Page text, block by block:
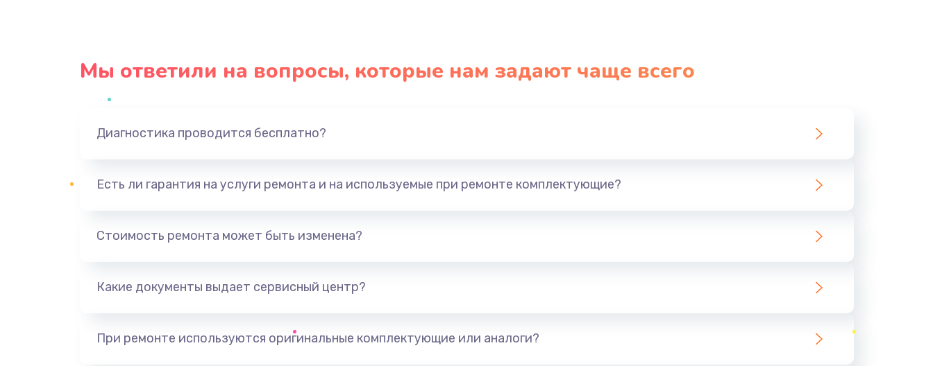
Мы ответили на вопросы, которые нам задают чаще всего
Диагностика проводится бесплатно?
Есть ли гарантия на услуги ремонта и на используемые при ремонте комплектующие?
Стоимость ремонта может быть изменена?
Какие документы выдает сервисный центр?
При ремонте используются оригинальные комплектующие или аналоги?